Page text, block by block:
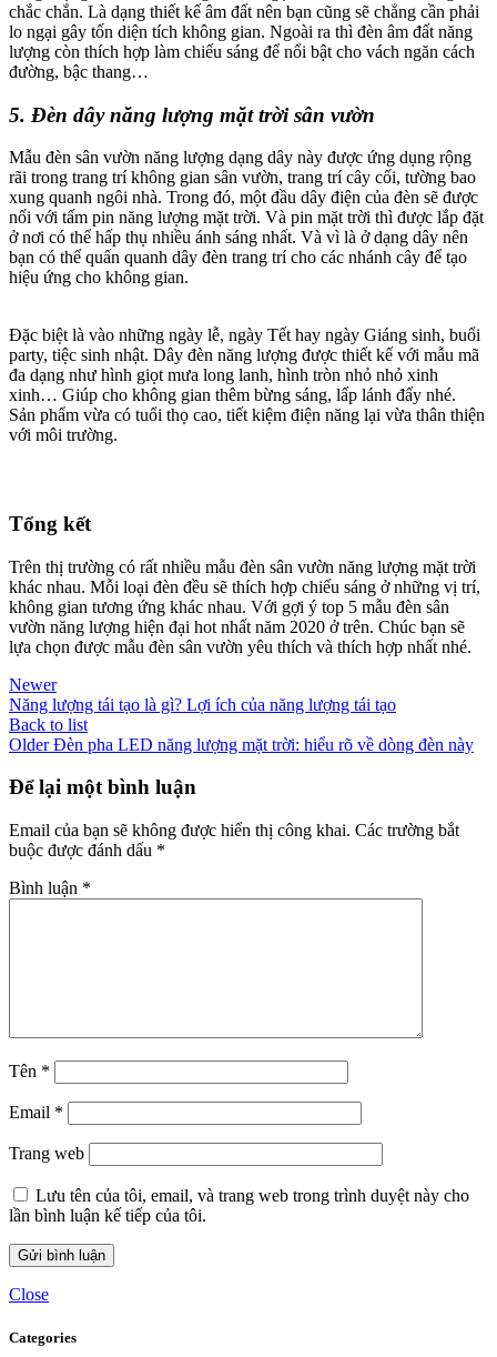
chắc chắn. Là dạng thiết kế âm đất nên bạn cũng sẽ chẳng cần phải
lo ngại gây tốn diện tích không gian. Ngoài ra thì đèn âm đất năng
lượng còn thích hợp làm chiếu sáng để nổi bật cho vách ngăn cách
đường, bậc thang…
5. Đèn dây năng lượng mặt trời sân vườn
Mẫu đèn sân vườn năng lượng dạng dây này được ứng dụng rộng
rãi trong trang trí không gian sân vườn, trang trí cây cối, tường bao
xung quanh ngôi nhà. Trong đó, một đầu dây điện của đèn sẽ được
nối với tấm pin năng lượng mặt trời. Và pin mặt trời thì được lắp đặt
ở nơi có thể hấp thụ nhiều ánh sáng nhất. Và vì là ở dạng dây nên
bạn có thể quấn quanh dây đèn trang trí cho các nhánh cây để tạo
hiệu ứng cho không gian.
Đặc biệt là vào những ngày lễ, ngày Tết hay ngày Giáng sinh, buổi
party, tiệc sinh nhật. Dây đèn năng lượng được thiết kế với mẫu mã
đa dạng như hình giọt mưa long lanh, hình tròn nhỏ nhỏ xinh
xinh… Giúp cho không gian thêm bừng sáng, lấp lánh đấy nhé.
Sản phẩm vừa có tuổi thọ cao, tiết kiệm điện năng lại vừa thân thiện
với môi trường.
Tổng kết
Trên thị trường có rất nhiều mẫu đèn sân vườn năng lượng mặt trời
khác nhau. Mỗi loại đèn đều sẽ thích hợp chiếu sáng ở những vị trí,
không gian tương ứng khác nhau. Với gợi ý top 5 mẫu đèn sân
vườn năng lượng hiện đại hot nhất năm 2020 ở trên. Chúc bạn sẽ
lựa chọn được mẫu đèn sân vườn yêu thích và thích hợp nhất nhé.
Newer
Năng lượng tái tạo là gì? Lợi ích của năng lượng tái tạo
Back to list
Older Đèn pha LED năng lượng mặt trời: hiểu rõ về dòng đèn này
Để lại một bình luận
Email của bạn sẽ không được hiển thị công khai. Các trường bắt
buộc được đánh dấu *
Bình luận *
Tên *
Email *
Trang web
Lưu tên của tôi, email, và trang web trong trình duyệt này cho
lần bình luận kế tiếp của tôi.
Close
Categories